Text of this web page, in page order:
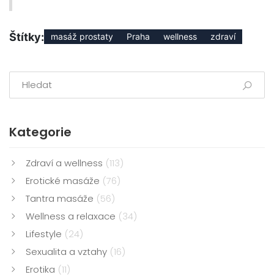
Štítky: masáž prostaty Praha wellness zdraví
Kategorie
Zdraví a wellness (113)
Erotické masáže (76)
Tantra masáže (56)
Wellness a relaxace (34)
Lifestyle (24)
Sexualita a vztahy (16)
Erotika (11)